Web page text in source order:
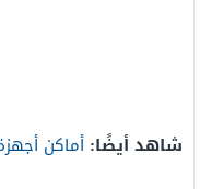
شاهد أيضًا: أماكن